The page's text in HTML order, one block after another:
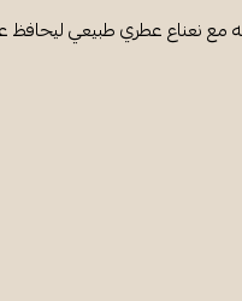
نعناع عطري طبيعي ليحافظ